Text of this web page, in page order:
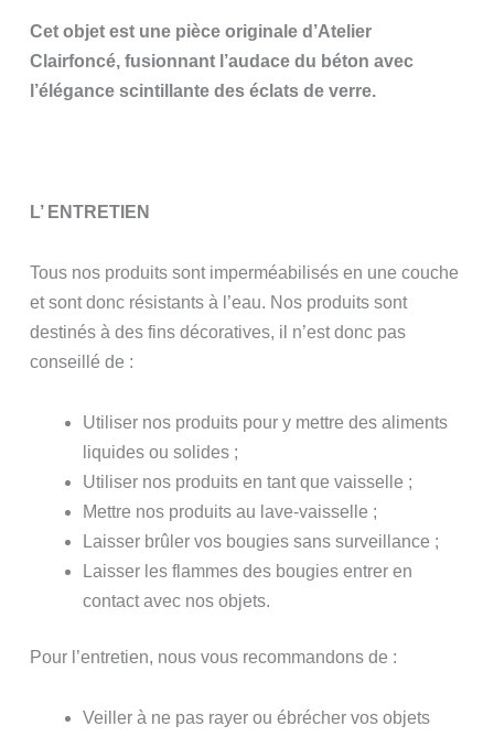
Cet objet est une pièce originale d’Atelier
Clairfoncé, fusionnant l’audace du béton avec
l’élégance scintillante des éclats de verre.
L’ ENTRETIEN
Tous nos produits sont imperméabilisés en une couche
et sont donc résistants à l’eau. Nos produits sont
destinés à des fins décoratives, il n’est donc pas
conseillé de :
Utiliser nos produits pour y mettre des aliments
liquides ou solides ;
Utiliser nos produits en tant que vaisselle ;
Mettre nos produits au lave-vaisselle ;
Laisser brûler vos bougies sans surveillance ;
Laisser les flammes des bougies entrer en
contact avec nos objets.
Pour l’entretien, nous vous recommandons de :
Veiller à ne pas rayer ou ébrécher vos objets